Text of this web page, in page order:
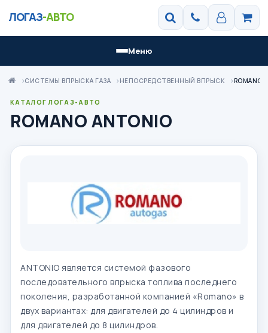
ЛОГАЗ-АВТО
Меню
СИСТЕМЫ ВПРЫСКА ГАЗА НЕПОСРЕДСТВЕННЫЙ ВПРЫСК ROMANO
КАТАЛОГ ЛОГАЗ-АВТО
ROMANO ANTONIO
ANTONIO является системой фазового
последовательного впрыска топлива последнего
поколения, разработанной компанией «Romano» в
двух вариантах: для двигателей до 4 цилиндров и
для двигателей до 8 цилиндров.